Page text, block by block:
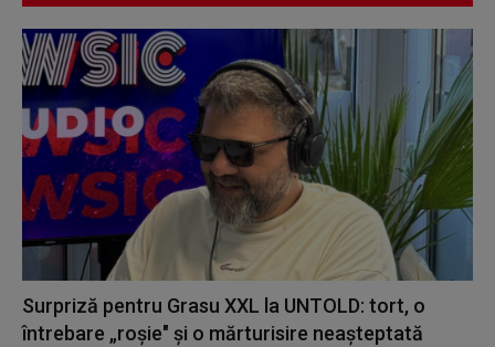
Surpriză pentru Grasu XXL la UNTOLD: tort, o
întrebare „roșie" și o mărturisire neașteptată